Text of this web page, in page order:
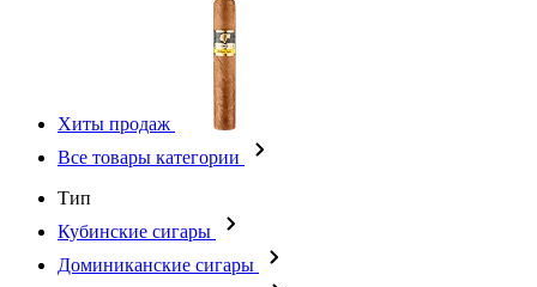
Хиты продаж
Все товары категории
Тип
Кубинские сигары
Доминиканские сигары